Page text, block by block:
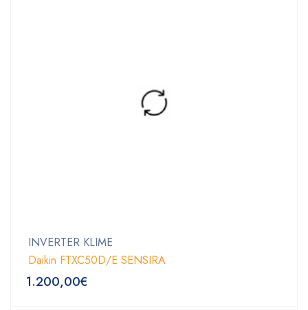
INVERTER KLIME
Daikin FTXC50D/E SENSIRA
1.200,00€